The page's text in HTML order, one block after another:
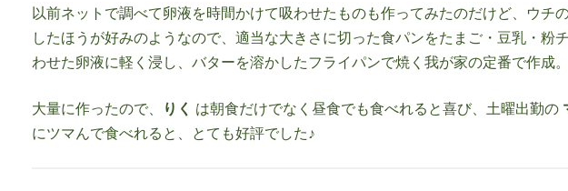
以前ネットで調べて卵液を時間かけて吸わせたものも作ってみたのだけど、ウチ
したほうが好みのようなので、適当な大きさに切った食パンをたまご・豆乳・粉
わせた卵液に軽く浸し、バターを溶かしたフライパンで焼く我が家の定番で作成。
大量に作ったので、 りく は朝食だけでなく昼食でも食べれると喜び、土曜出勤の
にツマんで食べれると、とても好評でした♪